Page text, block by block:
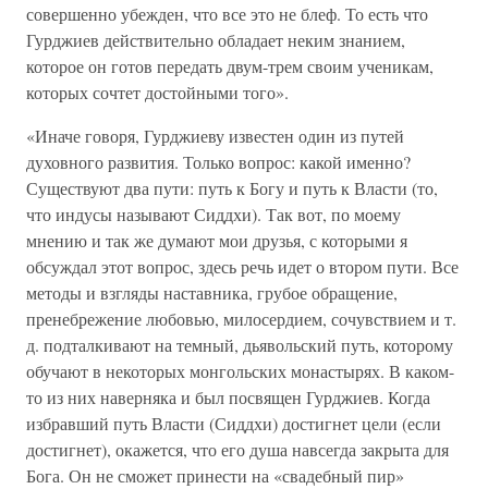
совершенно убежден, что все это не блеф. То есть что
Гурджиев действительно обладает неким знанием,
которое он готов передать двум-трем своим ученикам,
которых сочтет достойными того».
«Иначе говоря, Гурджиеву известен один из путей
духовного развития. Только вопрос: какой именно?
Существуют два пути: путь к Богу и путь к Власти (то,
что индусы называют Сиддхи). Так вот, по моему
мнению и так же думают мои друзья, с которыми я
обсуждал этот вопрос, здесь речь идет о втором пути. Все
методы и взгляды наставника, грубое обращение,
пренебрежение любовью, милосердием, сочувствием и т.
д. подталкивают на темный, дьявольский путь, которому
обучают в некоторых монгольских монастырях. В каком-
то из них наверняка и был посвящен Гурджиев. Когда
избравший путь Власти (Сиддхи) достигнет цели (если
достигнет), окажется, что его душа навсегда закрыта для
Бога. Он не сможет принести на «свадебный пир»